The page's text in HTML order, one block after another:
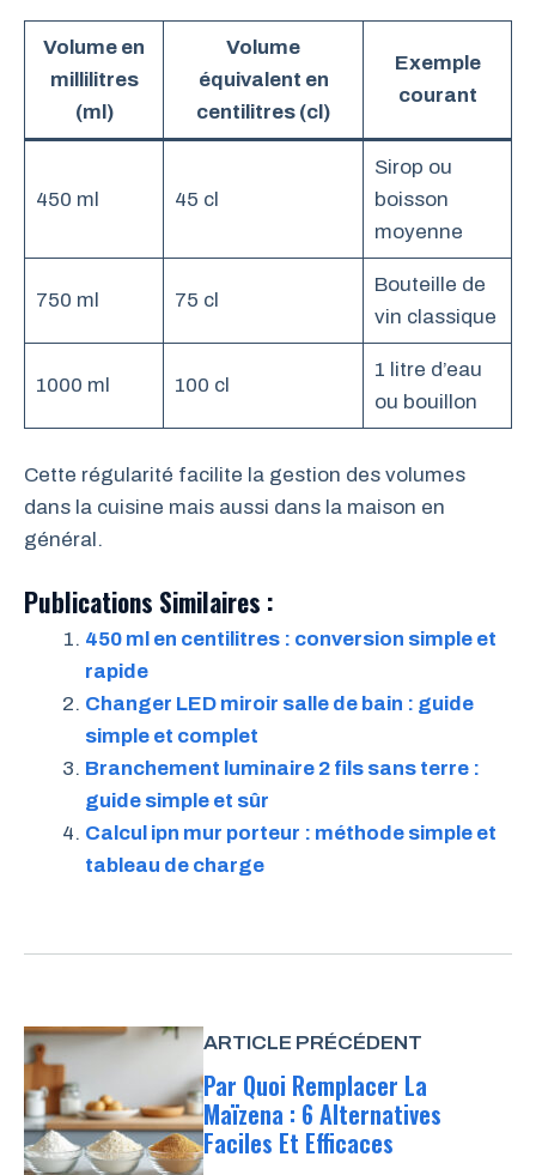
Volume en
millilitres
(ml)
Volume
équivalent en
centilitres (cl)
Exemple
courant
450 ml 45 cl
Sirop ou
boisson
moyenne
750 ml 75 cl
Bouteille de
vin classique
1000 ml 100 cl
1 litre d’eau
ou bouillon
Cette régularité facilite la gestion des volumes
dans la cuisine mais aussi dans la maison en
général.
Publications Similaires :
450 ml en centilitres : conversion simple et
rapide
Changer LED miroir salle de bain : guide
simple et complet
Branchement luminaire 2 fils sans terre :
guide simple et sûr
Calcul ipn mur porteur : méthode simple et
tableau de charge
ARTICLE PRÉCÉDENT
Par Quoi Remplacer La
Maïzena : 6 Alternatives
Faciles Et Efficaces